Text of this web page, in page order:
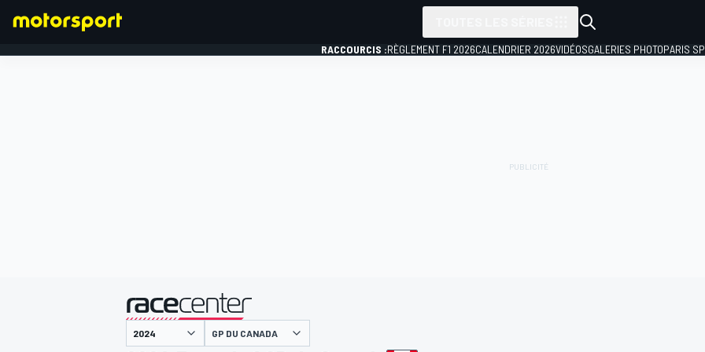
RACCOURCIS :RÈGLEMENT F1 2026CALENDRIER 2026VIDÉOSGALERIES PHOTOPARIS
présenté par
GP DU CANADA